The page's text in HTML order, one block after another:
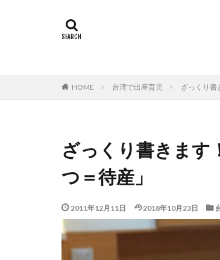
HOME 台湾で出産育児 ざっくり書
ざっくり書きます
つ＝待産」
2011年12月11日 2018年10月23日
台
台